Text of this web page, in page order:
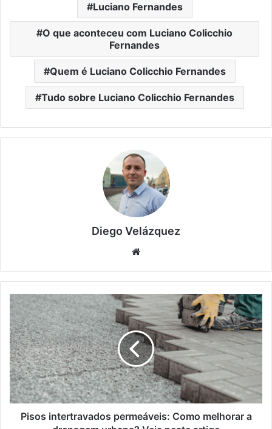
Luciano Fernandes
O que aconteceu com Luciano Colicchio
Fernandes
Quem é Luciano Colicchio Fernandes
Tudo sobre Luciano Colicchio Fernandes
Diego Velázquez
Pisos
intertravados
permeáveis:
Como
melhorar
a
drenagem
urbana?
Veja
nestePisos intertravados permeáveis: Como melhorar a